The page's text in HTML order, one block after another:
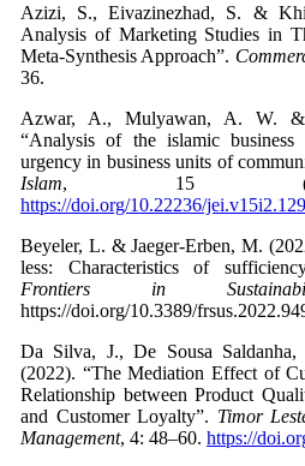
Azizi, S., Eivazinezhad, S. &
Analysis of Marketing Studies in
Meta-Synthesis Approach”.
Azwar, A., Mulyawan, A. W.
“Analysis of the islamic
urgency in business units of
Islam, 15 (2):
https://doi.org/10.22236/
Beyeler, L. & Jaeger-Erben, M.
less: Characteristics of
Frontiers in
https://doi.org/10.3389/
Da Silva, J., De Sousa
(2022). “The Mediation Effect of
Relationship between Product
and Customer Loyalty”. Timor
Management, 4: 48–60. https://